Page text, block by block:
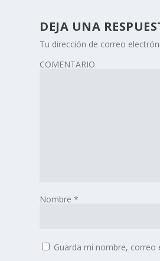
DEJA UNA
Tu dirección de correo
COMENTARIO
Nombre*
Guarda mi nombre, correo